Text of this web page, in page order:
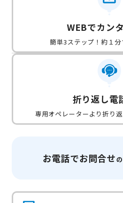
WEBでカン
簡単3ステップ！約１
折り返し電
専用オペレーターより折り
お電話でお問合せ